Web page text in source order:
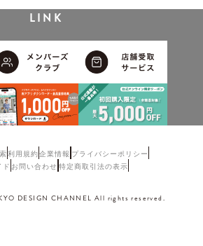
LINK
利用規約企業情報 プライバシーポリシー
ド お問い合わせ 特定商取引法の表示
DESIGN CHANNEL All rights reserved.